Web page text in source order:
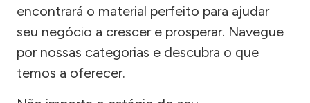
encontrará o material perfeito para ajudar
seu negócio a crescer e prosperar. Navegue
por nossas categorias e descubra o que
temos a oferecer.